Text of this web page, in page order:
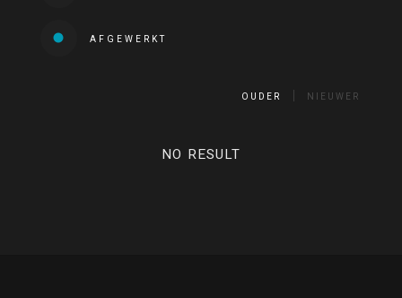
AFGEWERKT
OUDER NIEUWER
NO RESULT